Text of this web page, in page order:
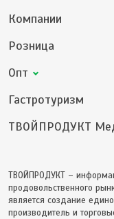
Компании
Розница
Опт
Гастротуризм
ТВОЙПРОДУКТ
ТВОЙПРОДУКТ –
продовольственного
является создание
производитель и